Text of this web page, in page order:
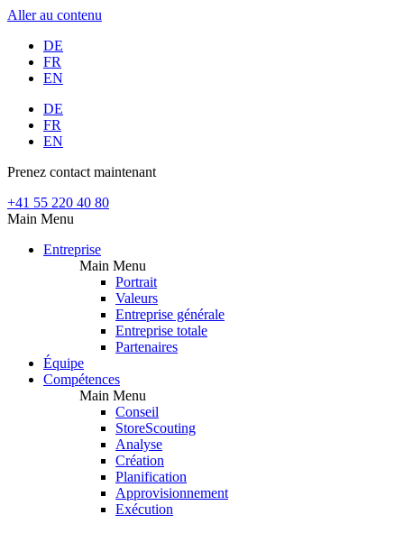
Aller au contenu
DE
FR
EN
DE
FR
EN
Prenez contact maintenant
+41 55 220 40 80
Main Menu
Entreprise
Main Menu
Portrait
Valeurs
Entreprise générale
Entreprise totale
Partenaires
Équipe
Compétences
Main Menu
Conseil
StoreScouting
Analyse
Création
Planification
Approvisionnement
Exécution